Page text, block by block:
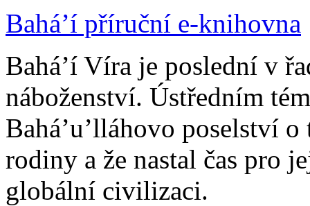
Bahá’í příruční e-knihovna
Bahá’í Víra je poslední v
náboženství. Ústředním
Bahá’u’lláhovo poselství
rodiny a že nastal čas pro
globální civilizaci.